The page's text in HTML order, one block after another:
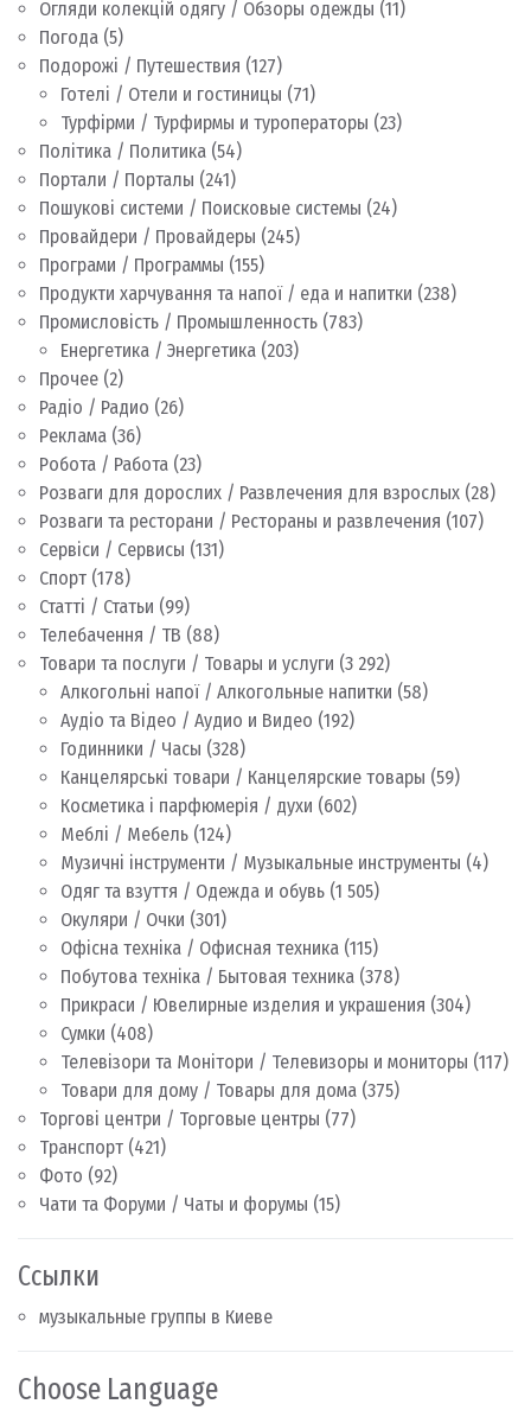
Огляди колекцій одягу / Обзоры одежды (11)
Погода (5)
Подорожі / Путешествия (127)
Готелі / Отели и гостиницы (71)
Турфірми / Турфирмы и туроператоры (23)
Політика / Политика (54)
Портали / Порталы (241)
Пошукові системи / Поисковые системы (24)
Провайдери / Провайдеры (245)
Програми / Программы (155)
Продукти харчування та напої / еда и напитки (238)
Промисловість / Промышленность (783)
Енергетика / Энергетика (203)
Прочее (2)
Радіо / Радио (26)
Реклама (36)
Робота / Работа (23)
Розваги для дорослих / Развлечения для взрослых (28)
Розваги та ресторани / Рестораны и развлечения (107)
Сервіси / Сервисы (131)
Спорт (178)
Статті / Статьи (99)
Телебачення / ТВ (88)
Товари та послуги / Товары и услуги (3 292)
Алкогольні напої / Алкогольные напитки (58)
Аудіо та Відео / Аудио и Видео (192)
Годинники / Часы (328)
Канцелярські товари / Канцелярские товары (59)
Косметика і парфюмерія / духи (602)
Меблі / Мебель (124)
Музичні інструменти / Музыкальные инструменты (4)
Одяг та взуття / Одежда и обувь (1 505)
Окуляри / Очки (301)
Офісна техніка / Офисная техника (115)
Побутова техніка / Бытовая техника (378)
Прикраси / Ювелирные изделия и украшения (304)
Сумки (408)
Телевізори та Монітори / Телевизоры и мониторы (117)
Товари для дому / Товары для дома (375)
Торгові центри / Торговые центры (77)
Транспорт (421)
Фото (92)
Чати та Форуми / Чаты и форумы (15)
Ссылки
музыкальные группы в Киеве
Choose Language